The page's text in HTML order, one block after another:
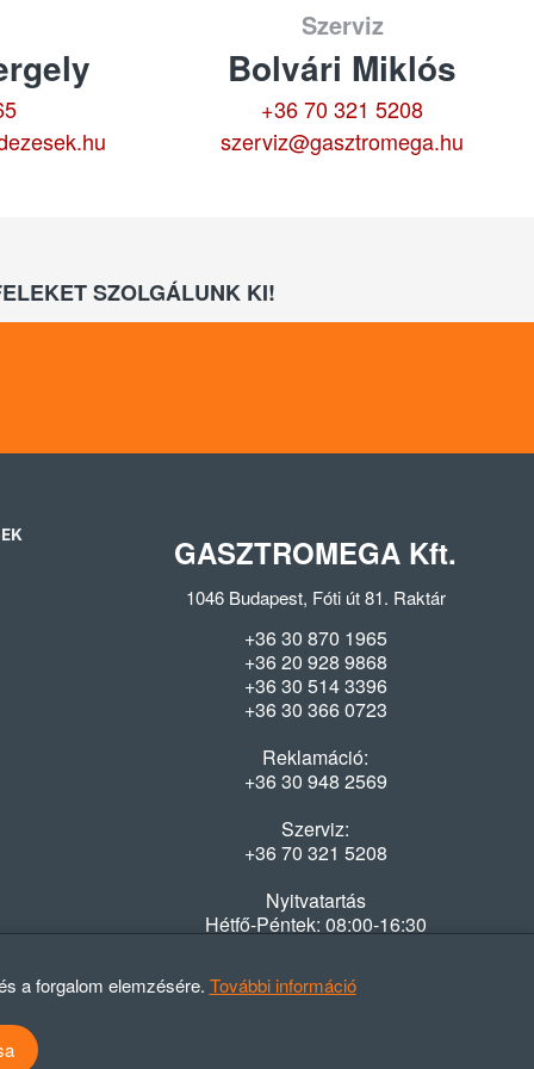
Szerviz
Bolvári Miklós
+36 70 321 5208
szerviz@gasztromega.hu
SZOLGÁLUNK KI!
GASZTROMEGA Kft.
1046 Budapest, Fóti út 81. Raktár
+36 30 870 1965
+36 20 928 9868
+36 30 514 3396
+36 30 366 0723
Reklamáció:
+36 30 948 2569
Szerviz:
+36 70 321 5208
Nyitvatartás
Hétfő-Péntek: 08:00-16:30
szabályzat
a forgalom elemzésére. További információ